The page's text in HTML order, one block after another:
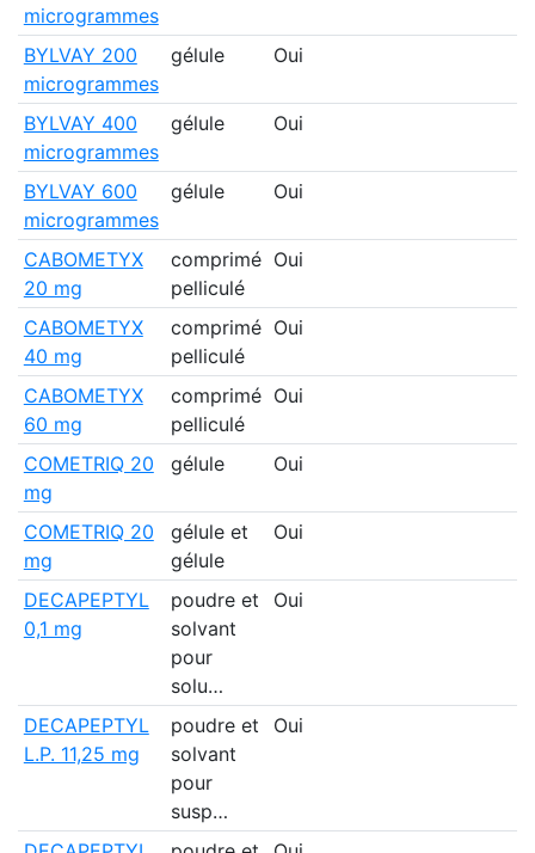
microgrammes
BYLVAY 200
microgrammes
gélule Oui
BYLVAY 400
microgrammes
gélule Oui
BYLVAY 600
microgrammes
gélule Oui
CABOMETYX
20 mg
comprimé
pelliculé
Oui
CABOMETYX
40 mg
comprimé
pelliculé
Oui
CABOMETYX
60 mg
comprimé
pelliculé
Oui
COMETRIQ 20
mg
gélule Oui
COMETRIQ 20
mg
gélule et
gélule
Oui
DECAPEPTYL
0,1 mg
poudre et
solvant
pour
solu…
Oui
DECAPEPTYL
L.P. 11,25 mg
poudre et
solvant
pour
susp…
Oui